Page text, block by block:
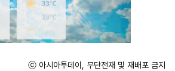
ⓒ 아시아투데이, 무단전재 및 재배포 금지